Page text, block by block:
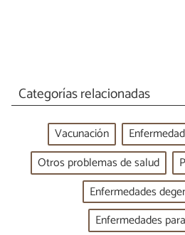
Categorías relacionadas
Vacunación
Otros problemas de salud
Enfermedades
Enfermedades